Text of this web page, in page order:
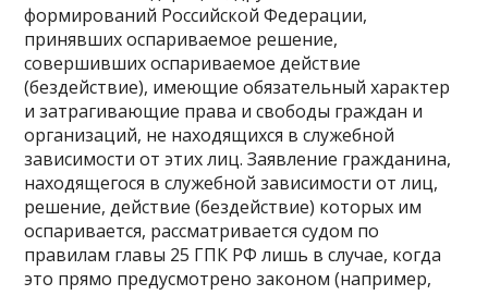
формирований Российской Федерации,
принявших оспариваемое решение,
совершивших оспариваемое действие
(бездействие), имеющие обязательный характер
и затрагивающие права и свободы граждан и
организаций, не находящихся в служебной
зависимости от этих лиц. Заявление гражданина,
находящегося в служебной зависимости от лиц,
решение, действие (бездействие) которых им
оспаривается, рассматривается судом по
правилам главы 25 ГПК РФ лишь в случае, когда
это прямо предусмотрено законом (например,